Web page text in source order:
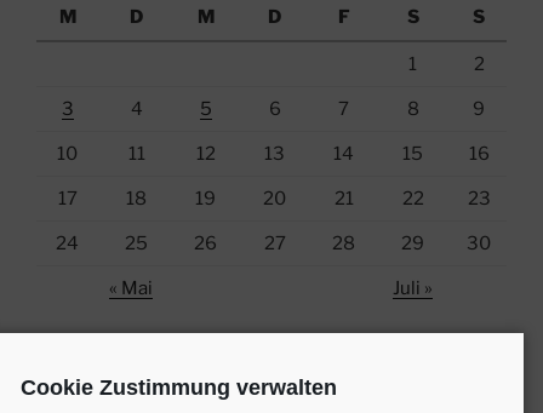
M
D M D F S S
1 2
3 4 5 6 7 8 9
10 11 12 13 14 15 16
17 18 19 20 21 22 23
24 25 26 27 28 29 30
« Mai Juli »
Cookie Zustimmung verwalten